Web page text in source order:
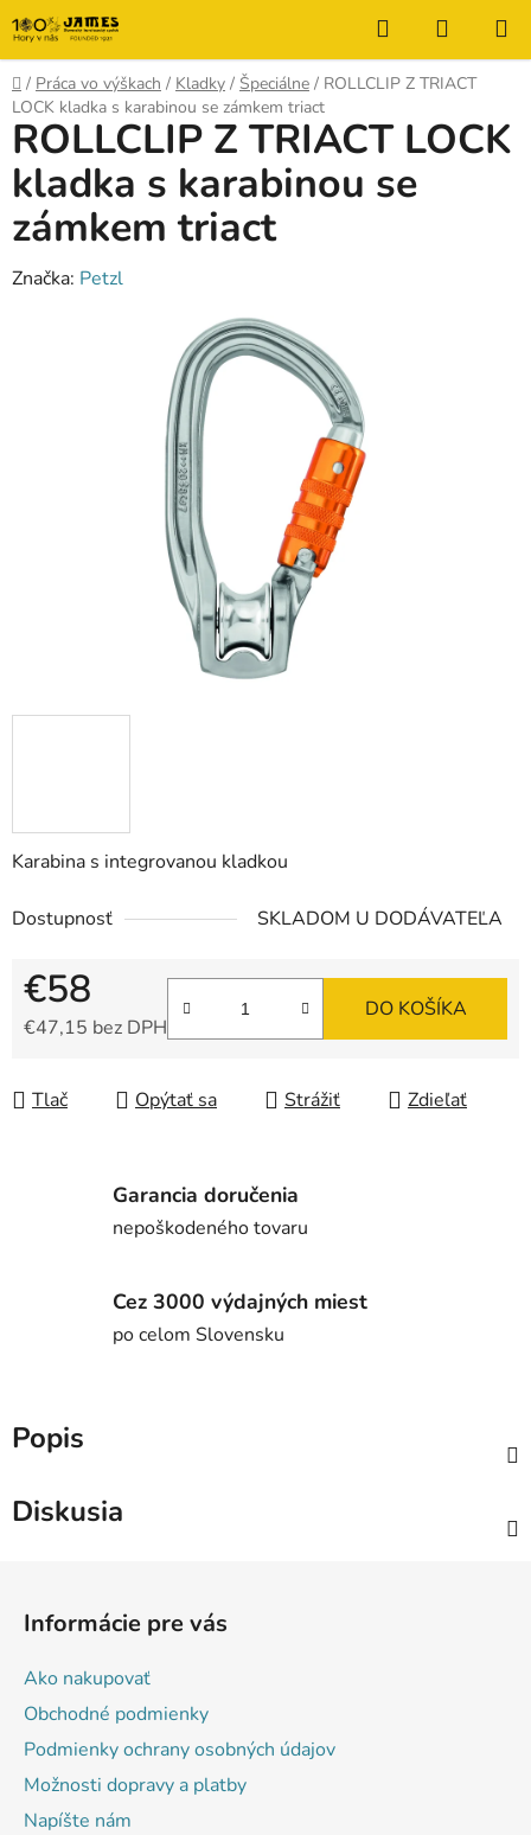
Prejsť
na
obsah
Hľadať
KOŠÍK
Domov
/ Práca vo výškach / Kladky / Špeciálne / ROLLCLIP Z TRIACT
LOCK kladka s karabinou se zámkem triact
Karabina s integrovanou kladkou
Dostupnosť SKLADOM U DODÁVATEĽA
€58
€47,15 bez DPH
DO KOŠÍKA
Tlač Opýtať sa Strážiť Zdieľať
ROLLCLIP Z TRIACT LOCK
kladka s karabinou se
zámkem triact
Značka: Petzl
Garancia doručenia
nepoškodeného tovaru
Cez 3000 výdajných miest
po celom Slovensku
Popis
Diskusia
Informácie pre vás
Ako nakupovať
Obchodné podmienky
Podmienky ochrany osobných údajov
Možnosti dopravy a platby
Napíšte nám